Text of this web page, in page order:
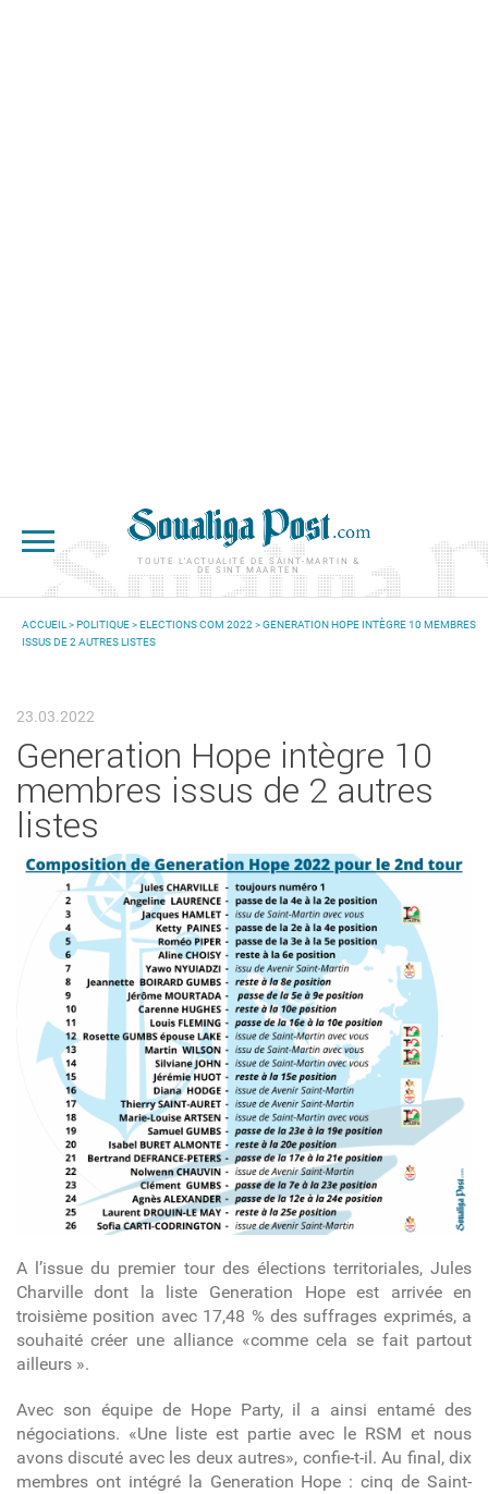
TOUTE L'ACTUALITÉ DE SAINT-MARTIN &
DE SINT MAARTEN
VOUS ÊTES ICI
ACCUEIL >POLITIQUE>ELECTIONS COM 2022 > GENERATION HOPE INTÈGRE 10 MEMBRES
ISSUS DE 2 AUTRES LISTES
23.03.2022
Generation Hope intègre 10
membres issus de 2 autres
listes
A l’issue du premier tour des élections territoriales, Jules
Charville dont la liste Generation Hope est arrivée en
troisième position avec 17,48 % des suffrages exprimés, a
souhaité créer une alliance «comme cela se fait partout
ailleurs ».
Avec son équipe de Hope Party, il a ainsi entamé des
négociations. «Une liste est partie avec le RSM et nous
avons discuté avec les deux autres», confie-t-il. Au final, dix
membres ont intégré la Generation Hope : cinq de Saint-